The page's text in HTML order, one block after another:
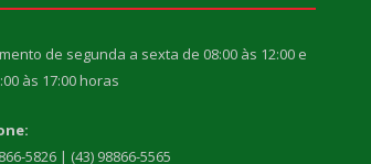
de segunda a sexta de 08:00 às 12:00 e
às 17:00 horas
5826 | (43) 98866-5565